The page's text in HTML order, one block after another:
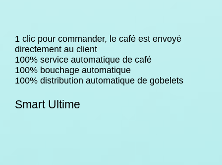
1 clic pour commander, le café est envoyé
directement au client
100% service automatique de café
100% bouchage automatique
100% distribution automatique de gobelets
Smart Ultime